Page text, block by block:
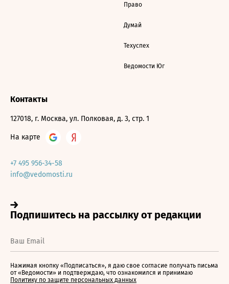
Право
Думай
Техуспех
Ведомости Юг
Контакты
127018, г. Москва, ул. Полковая, д. 3, стр. 1
На карте
+7 495 956-34-58
info@vedomosti.ru
Нажимая кнопку «Подписаться», я даю свое согласие получать письма
от «Ведомости» и подтверждаю, что ознакомился и принимаю
Политику по защите персональных данных